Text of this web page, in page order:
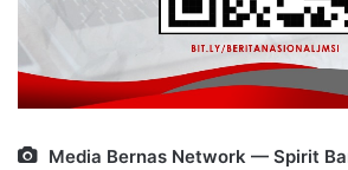
Media Bernas Network — Spirit